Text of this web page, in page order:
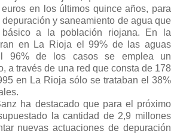
en los últimos quince años, para
y saneamiento de agua que
a la población riojana. En la
en La Rioja el 99% de las aguas
96% de los casos se emplea un
a través de una red que consta de 178
en La Rioja sólo se trataban el 38%
ha destacado que para el próximo
la cantidad de 2,9 millones
nuevas actuaciones de depuración